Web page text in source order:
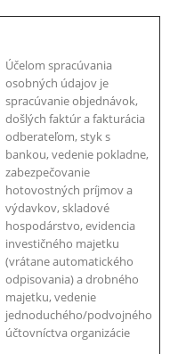
Účelom spracúvania
osobných údajov je
spracúvanie objednávok,
došlých faktúr a fakturácia
odberateľom, styk s
bankou, vedenie pokladne,
zabezpečovanie
hotovostných príjmov a
výdavkov, skladové
hospodárstvo, evidencia
investičného majetku
(vrátane automatického
odpisovania) a drobného
majetku, vedenie
jednoduchého/podvojného
účtovníctva organizácie